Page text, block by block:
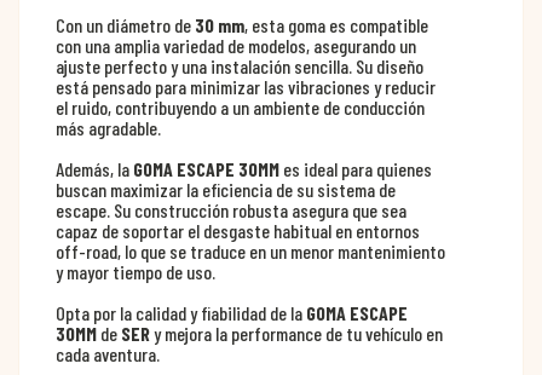
Con un diámetro de 30 mm, esta goma es compatible
con una amplia variedad de modelos, asegurando un
ajuste perfecto y una instalación sencilla. Su diseño
está pensado para minimizar las vibraciones y reducir
el ruido, contribuyendo a un ambiente de conducción
más agradable.
Además, la GOMA ESCAPE 30MM es ideal para quienes
buscan maximizar la eficiencia de su sistema de
escape. Su construcción robusta asegura que sea
capaz de soportar el desgaste habitual en entornos
off-road, lo que se traduce en un menor mantenimiento
y mayor tiempo de uso.
Opta por la calidad y fiabilidad de la GOMA ESCAPE
30MM de SERy mejora la performance de tu vehículo en
cada aventura.